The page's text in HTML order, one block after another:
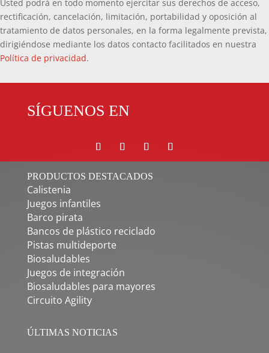
Usted podrá en todo momento ejercitar sus derechos de acceso,
rectificación, cancelación, limitación, portabilidad y oposición al
tratamiento de datos personales, en la forma legalmente prevista,
dirigiéndose mediante los datos contacto facilitados en nuestra
Política de privacidad.
SÍGUENOS EN
PRODUCTOS DESTACADOS
Calistenia
Juegos infantiles
Barco pirata
Bancos de plástico reciclado
Pistas multideporte
Biosaludables
Juegos de integración
Biosaludables para mayores
Circuito Agility
ÚLTIMAS NOTICIAS